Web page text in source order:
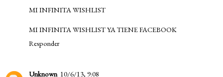
MI INFINITA WISHLIST
MI INFINITA WISHLIST YA TIENE FACEBOOK
Responder
Unknown 10/6/13, 9:08